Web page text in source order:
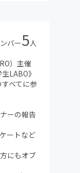
バー5人
）主催
LABO》
べてに参
ーの報告
ートなど
にもオブ